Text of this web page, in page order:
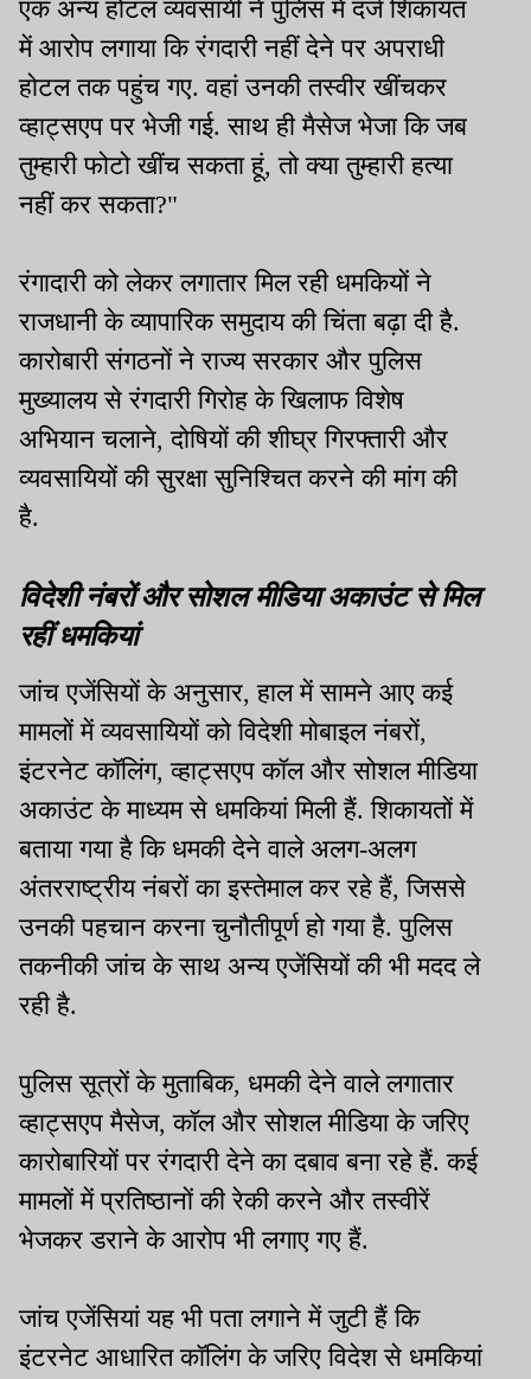
एक अन्य होटल व्यवसायी ने पुलिस में दर्ज शिकायत
में आरोप लगाया कि रंगदारी नहीं देने पर अपराधी
होटल तक पहुंच गए. वहां उनकी तस्वीर खींचकर
व्हाट्सएप पर भेजी गई. साथ ही मैसेज भेजा कि जब
तुम्हारी फोटो खींच सकता हूं, तो क्या तुम्हारी हत्या
नहीं कर सकता?"
रंगादारी को लेकर लगातार मिल रही धमकियों ने
राजधानी के व्यापारिक समुदाय की चिंता बढ़ा दी है.
कारोबारी संगठनों ने राज्य सरकार और पुलिस
मुख्यालय से रंगदारी गिरोह के खिलाफ विशेष
अभियान चलाने, दोषियों की शीघ्र गिरफ्तारी और
व्यवसायियों की सुरक्षा सुनिश्चित करने की मांग की
है.
विदेशी नंबरों और सोशल मीडिया अकाउंट से मिल
रहीं धमकियां
जांच एजेंसियों के अनुसार, हाल में सामने आए कई
मामलों में व्यवसायियों को विदेशी मोबाइल नंबरों,
इंटरनेट कॉलिंग, व्हाट्सएप कॉल और सोशल मीडिया
अकाउंट के माध्यम से धमकियां मिली हैं. शिकायतों में
बताया गया है कि धमकी देने वाले अलग-अलग
अंतरराष्ट्रीय नंबरों का इस्तेमाल कर रहे हैं, जिससे
उनकी पहचान करना चुनौतीपूर्ण हो गया है. पुलिस
तकनीकी जांच के साथ अन्य एजेंसियों की भी मदद ले
रही है.
पुलिस सूत्रों के मुताबिक, धमकी देने वाले लगातार
व्हाट्सएप मैसेज, कॉल और सोशल मीडिया के जरिए
कारोबारियों पर रंगदारी देने का दबाव बना रहे हैं. कई
मामलों में प्रतिष्ठानों की रेकी करने और तस्वीरें
भेजकर डराने के आरोप भी लगाए गए हैं.
जांच एजेंसियां यह भी पता लगाने में जुटी हैं कि
इंटरनेट आधारित कॉलिंग के जरिए विदेश से धमकियां